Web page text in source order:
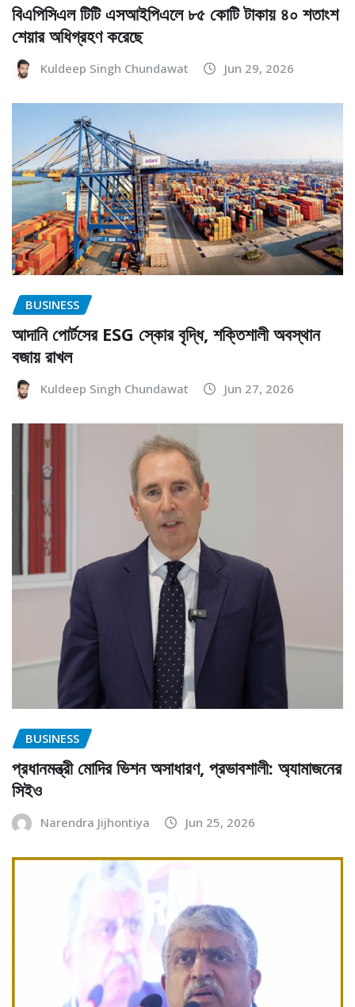
বিএপিসিএল টিটি এসআইপিএলে ৮৫ কোটি টাকায় ৪০ শতাংশ
শেয়ার অধিগ্রহণ করেছে
Kuldeep Singh Chundawat Jun 29, 2026
BUSINESS
আদানি পোর্টসের ESG স্কোর বৃদ্ধি, শক্তিশালী অবস্থান
বজায় রাখল
Kuldeep Singh Chundawat Jun 27, 2026
BUSINESS
প্রধানমন্ত্রী মোদির ভিশন অসাধারণ, প্রভাবশালী: অ্যামাজনের
সিইও
Narendra Jijhontiya Jun 25, 2026